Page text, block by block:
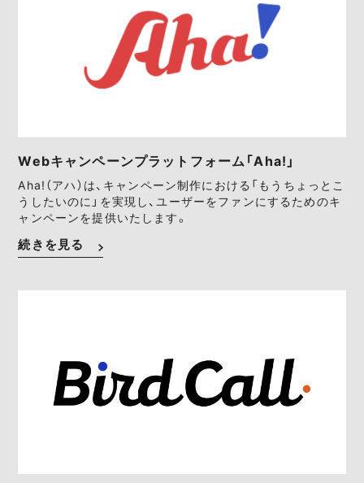
Webキャンペーンプラットフォーム「Aha!」
Aha!（アハ）は、キャンペーン制作における「もうちょっとこ
うしたいのに」を実現し、ユーザーをファンにするためのキ
ャンペーンを提供いたします。
続きを見る